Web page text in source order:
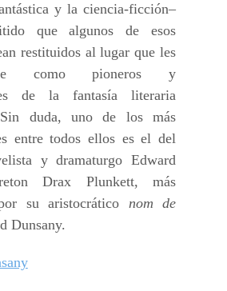
y la ciencia-ficción–
que algunos de esos
restituidos al lugar que les
como pioneros y
de la fantasía literaria
Sin duda, uno de los más
entre todos ellos es el del
y dramaturgo Edward
Drax Plunkett, más
su aristocrático nom de
Dunsany.